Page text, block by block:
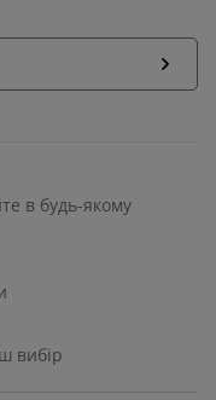
в будь-якому
вибір